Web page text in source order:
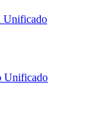
Unificado
Unificado